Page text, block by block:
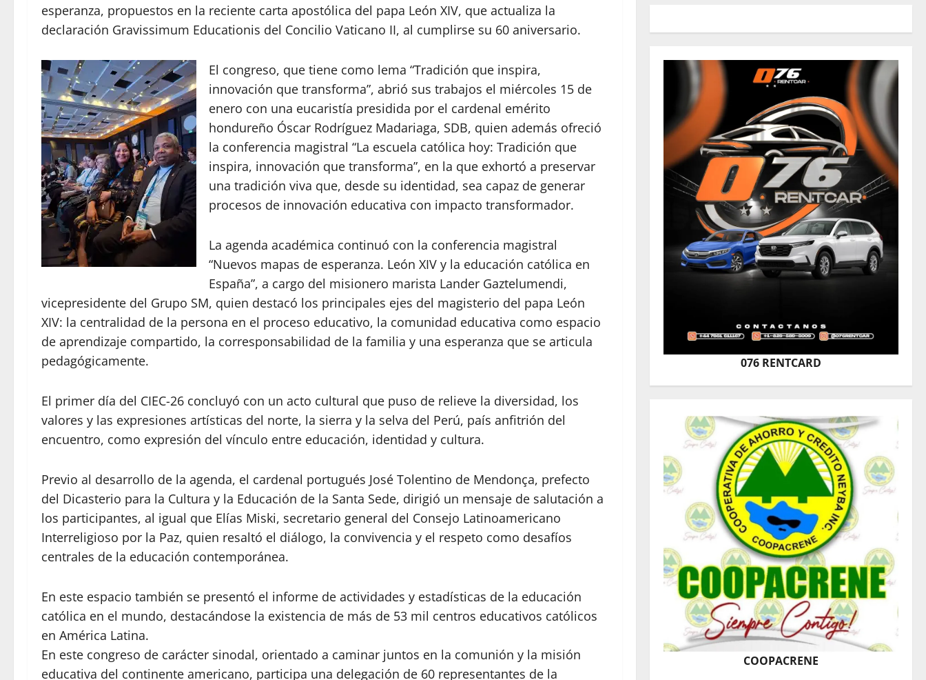
esperanza, propuestos en la reciente carta apostólica del papa León XIV, que actualiza la
declaración Gravissimum Educationis del Concilio Vaticano II, al cumplirse su 60 aniversario.
El congreso, que tiene como lema “Tradición que inspira,
innovación que transforma”, abrió sus trabajos el miércoles 15 de
enero con una eucaristía presidida por el cardenal emérito
hondureño Óscar Rodríguez Madariaga, SDB, quien además ofreció
la conferencia magistral “La escuela católica hoy: Tradición que
inspira, innovación que transforma”, en la que exhortó a preservar
una tradición viva que, desde su identidad, sea capaz de generar
procesos de innovación educativa con impacto transformador.
La agenda académica continuó con la conferencia magistral
“Nuevos mapas de esperanza. León XIV y la educación católica en
España”, a cargo del misionero marista Lander Gaztelumendi,
vicepresidente del Grupo SM, quien destacó los principales ejes del magisterio del papa León
XIV: la centralidad de la persona en el proceso educativo, la comunidad educativa como espacio
de aprendizaje compartido, la corresponsabilidad de la familia y una esperanza que se articula
pedagógicamente.
El primer día del CIEC-26 concluyó con un acto cultural que puso de relieve la diversidad, los
valores y las expresiones artísticas del norte, la sierra y la selva del Perú, país anfitrión del
encuentro, como expresión del vínculo entre educación, identidad y cultura.
Previo al desarrollo de la agenda, el cardenal portugués José Tolentino de Mendonça, prefecto
del Dicasterio para la Cultura y la Educación de la Santa Sede, dirigió un mensaje de salutación a
los participantes, al igual que Elías Miski, secretario general del Consejo Latinoamericano
Interreligioso por la Paz, quien resaltó el diálogo, la convivencia y el respeto como desafíos
centrales de la educación contemporánea.
En este espacio también se presentó el informe de actividades y estadísticas de la educación
católica en el mundo, destacándose la existencia de más de 53 mil centros educativos católicos
en América Latina.
En este congreso de carácter sinodal, orientado a caminar juntos en la comunión y la misión
educativa del continente americano, participa una delegación de 60 representantes de la
076 RENTCARD
COOPACRENE